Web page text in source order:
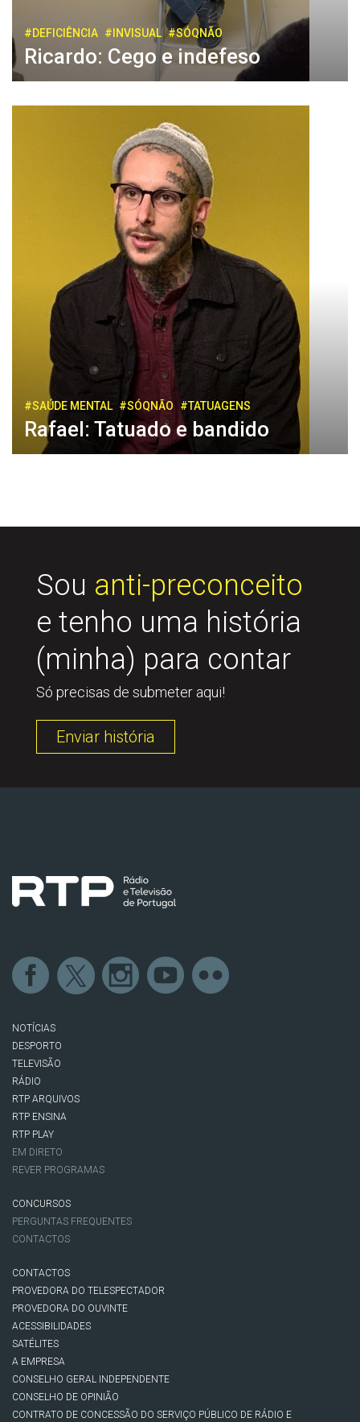
#DEFICIÊNCIA #INVISUAL #SÓQNÃO
Ricardo: Cego e indefeso
#SAÚDE MENTAL #SÓQNÃO #TATUAGENS
Rafael: Tatuado e bandido
Sou anti-preconceito
e tenho uma história
(minha) para contar
Só precisas de submeter aqui!
Enviar história
NOTÍCIAS
DESPORTO
TELEVISÃO
RÁDIO
RTP ARQUIVOS
RTP ENSINA
RTP PLAY
EM DIRETO
REVER PROGRAMAS
CONCURSOS
PERGUNTAS FREQUENTES
CONTACTOS
CONTACTOS
PROVEDORA DO TELESPECTADOR
PROVEDORA DO OUVINTE
ACESSIBILIDADES
SATÉLITES
A EMPRESA
CONSELHO GERAL INDEPENDENTE
CONSELHO DE OPINIÃO
CONTRATO DE CONCESSÃO DO SERVIÇO PÚBLICO DE RÁDIO E